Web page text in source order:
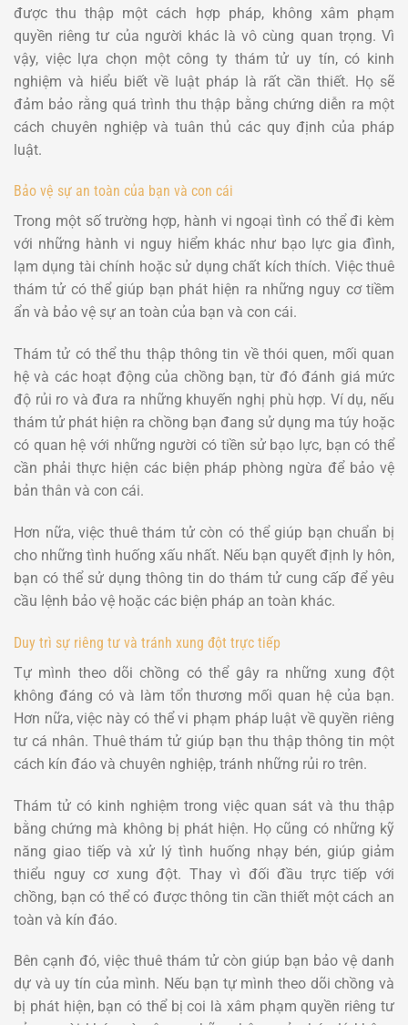
được thu thập một cách hợp pháp, không xâm phạm
quyền riêng tư của người khác là vô cùng quan trọng. Vì
vậy, việc lựa chọn một công ty thám tử uy tín, có kinh
nghiệm và hiểu biết về luật pháp là rất cần thiết. Họ sẽ
đảm bảo rằng quá trình thu thập bằng chứng diễn ra một
cách chuyên nghiệp và tuân thủ các quy định của pháp
luật.
Bảo vệ sự an toàn của bạn và con cái
Trong một số trường hợp, hành vi ngoại tình có thể đi kèm
với những hành vi nguy hiểm khác như bạo lực gia đình,
lạm dụng tài chính hoặc sử dụng chất kích thích. Việc thuê
thám tử có thể giúp bạn phát hiện ra những nguy cơ tiềm
ẩn và bảo vệ sự an toàn của bạn và con cái.
Thám tử có thể thu thập thông tin về thói quen, mối quan
hệ và các hoạt động của chồng bạn, từ đó đánh giá mức
độ rủi ro và đưa ra những khuyến nghị phù hợp. Ví dụ, nếu
thám tử phát hiện ra chồng bạn đang sử dụng ma túy hoặc
có quan hệ với những người có tiền sử bạo lực, bạn có thể
cần phải thực hiện các biện pháp phòng ngừa để bảo vệ
bản thân và con cái.
Hơn nữa, việc thuê thám tử còn có thể giúp bạn chuẩn bị
cho những tình huống xấu nhất. Nếu bạn quyết định ly hôn,
bạn có thể sử dụng thông tin do thám tử cung cấp để yêu
cầu lệnh bảo vệ hoặc các biện pháp an toàn khác.
Duy trì sự riêng tư và tránh xung đột trực tiếp
Tự mình theo dõi chồng có thể gây ra những xung đột
không đáng có và làm tổn thương mối quan hệ của bạn.
Hơn nữa, việc này có thể vi phạm pháp luật về quyền riêng
tư cá nhân. Thuê thám tử giúp bạn thu thập thông tin một
cách kín đáo và chuyên nghiệp, tránh những rủi ro trên.
Thám tử có kinh nghiệm trong việc quan sát và thu thập
bằng chứng mà không bị phát hiện. Họ cũng có những kỹ
năng giao tiếp và xử lý tình huống nhạy bén, giúp giảm
thiểu nguy cơ xung đột. Thay vì đối đầu trực tiếp với
chồng, bạn có thể có được thông tin cần thiết một cách an
toàn và kín đáo.
Bên cạnh đó, việc thuê thám tử còn giúp bạn bảo vệ danh
dự và uy tín của mình. Nếu bạn tự mình theo dõi chồng và
bị phát hiện, bạn có thể bị coi là xâm phạm quyền riêng tư